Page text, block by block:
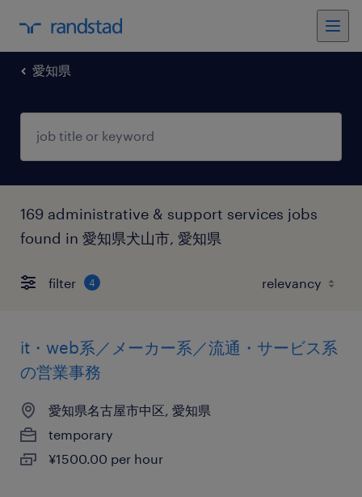
愛知県
169 administrative & support services jobs
found in 愛知県犬山市, 愛知県
filter 4
it・web系／メーカー系／流通・サービス系
の営業事務
愛知県名古屋市中区, 愛知県
temporary
¥1500.00 per hour